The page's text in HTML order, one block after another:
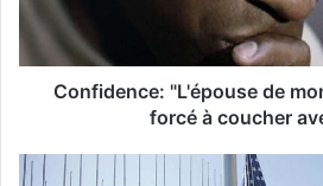
Confidence: "L'épouse de
forcé à coucher